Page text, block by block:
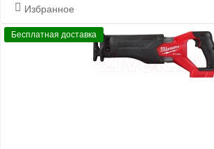
Избранное
Бесплатная доставка